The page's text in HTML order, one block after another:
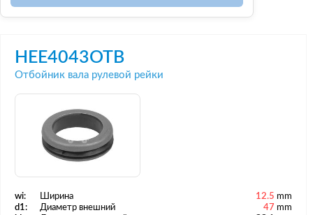
HEE4043OTB
Отбойник вала рулевой рейки
wi: Ширина 12.5 mm
d1:
Диаметр внешний 47 mm